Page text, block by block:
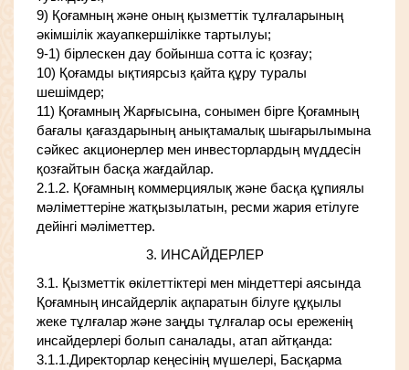
9) Қоғамның және оның қызметтік тұлғаларының
әкімшілік жауапкершілікке тартылуы;
9-1) бірлескен дау бойынша сотта іс қозғау;
10) Қоғамды ықтиярсыз қайта құру туралы
шешiмдер;
11) Қоғамның Жарғысына, сонымен бірге Қоғамның
бағалы қағаздарының анықтамалық шығарылымына
сәйкес акционерлер мен инвесторлардың мүддесін
қозғайтын басқа жағдайлар.
2.1.2. Қоғамның коммерциялық және басқа құпиялы
мәліметтеріне жатқызылатын, ресми жария етілуге
дейінгі мәліметтер.
3. ИНСАЙДЕРЛЕР
3.1. Қызметтік өкілеттіктері мен міндеттері аясында
Қоғамның инсайдерлік ақпаратын білуге құқылы
жеке тұлғалар және заңды тұлғалар осы ереженің
инсайдерлері болып саналады, атап айтқанда:
3.1.1.Директорлар кеңесінің мүшелері, Басқарма